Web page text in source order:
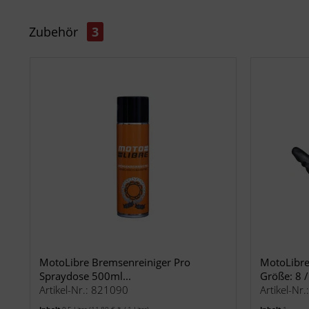
Zubehör 3
MotoLibre Bremsenreiniger Pro
Spraydose 500ml...
Artikel-Nr.: 821090
Größe: 8
Artikel-